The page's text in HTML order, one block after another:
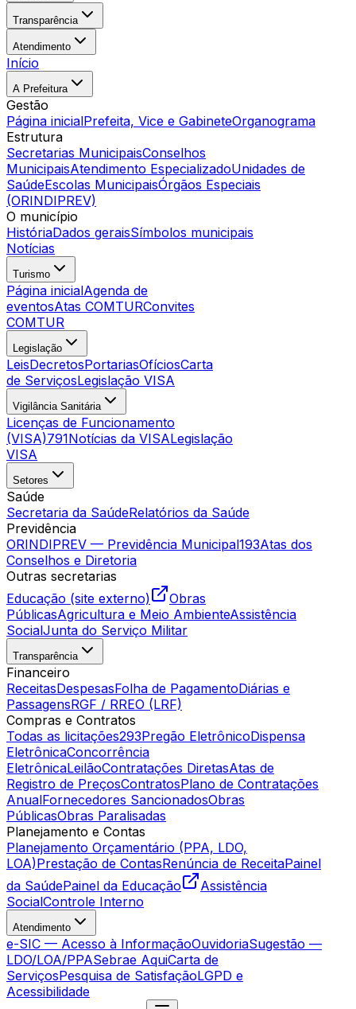
Transparência
Atendimento
Início
A Prefeitura
Gestão
Página inicialPrefeita, Vice e GabineteOrganograma
Estrutura
Secretarias MunicipaisConselhos
MunicipaisAtendimento EspecializadoUnidades de
SaúdeEscolas MunicipaisÓrgãos Especiais
(ORINDIPREV)
O município
HistóriaDados geraisSímbolos municipais
Notícias
Turismo
Página inicialAgenda de
eventosAtas COMTURConvites
COMTUR
Legislação
LeisDecretosPortariasOfíciosCarta
de ServiçosLegislação VISA
Vigilância Sanitária
Licenças de Funcionamento
(VISA)791Notícias da VISALegislação
VISA
Setores
Saúde
Secretaria da SaúdeRelatórios da Saúde
Previdência
ORINDIPREV — Previdência Municipal193Atas dos
Conselhos e Diretoria
Outras secretarias
Educação (site externo)
Obras
PúblicasAgricultura e Meio AmbienteAssistência
SocialJunta do Serviço Militar
Transparência
Financeiro
ReceitasDespesasFolha de PagamentoDiárias e
PassagensRGF / RREO (LRF)
Compras e Contratos
Todas as licitações293Pregão EletrônicoDispensa
EletrônicaConcorrência
EletrônicaLeilãoContratações DiretasAtas de
Registro de PreçosContratosPlano de Contratações
AnualFornecedores SancionadosObras
PúblicasObras Paralisadas
Planejamento e Contas
Planejamento Orçamentário (PPA, LDO,
LOA)Prestação de ContasRenúncia de ReceitaPainel
da SaúdePainel da Educação
Assistência
SocialControle Interno
Atendimento
e-SIC — Acesso à InformaçãoOuvidoriaSugestão —
LDO/LOA/PPASebrae AquiCarta de
ServiçosPesquisa de SatisfaçãoLGPD e
Acessibilidade